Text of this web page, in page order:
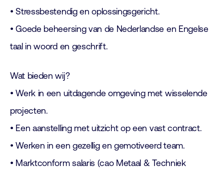
• Stressbestendig en oplossingsgericht.
• Goede beheersing van de Nederlandse en Engelse
taal in woord en geschrift.
Wat bieden wij?
• Werk in een uitdagende omgeving met wisselende
projecten.
• Een aanstelling met uitzicht op een vast contract.
• Werken in een gezellig en gemotiveerd team.
• Marktconform salaris (cao Metaal & Techniek